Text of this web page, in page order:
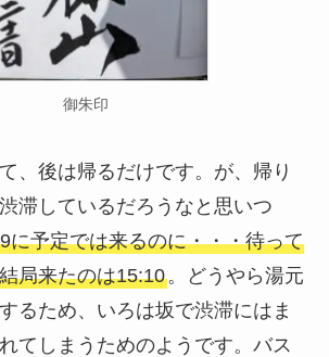
御朱印
、後は帰るだけです。が、帰り
滞しているだろうなと思いつ
に予定では来るのに・・・待って
局来たのは15:10。どうやら湯元
るため、いろは坂で渋滞にはま
てしまうためのようです。バス